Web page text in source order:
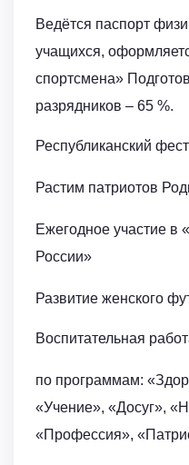
Ведётся паспорт
учащихся,
спортсмена»
разрядников – 65 %.
Республиканский
Растим патриотов
Ежегодное участие в
России»
Развитие женского
Воспитательная
по программам:
«Учение», «Досуг»,
«Профессия»,